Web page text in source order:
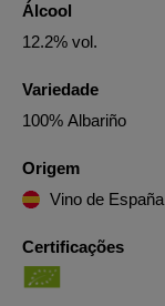
Álcool
12.2% vol.
Variedade
100% Albariño
Origem
Vino de España
Certificações